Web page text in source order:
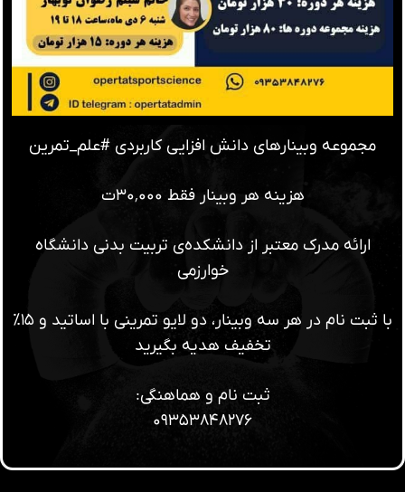
مجموعه وبینارهای دانش افزایی کاربردی #علم_تمرین
هزینه هر وبینار فقط ۳۰٬۰۰۰ت
ارائه مدرک معتبر از دانشکده‌ی تربیت بدنی دانشگاه
خوارزمی
با ثبت نام در هر سه وبینار، دو لایو تمرینی با اساتید و ۱۵٪
تخفیف هدیه بگیرید
ثبت نام و هماهنگی:
۰۹۳۵۳۸۴۸۲۷۶